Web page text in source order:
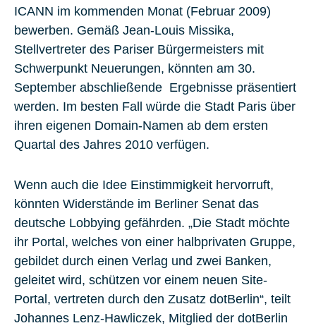
ICANN im kommenden Monat (Februar 2009)
bewerben. Gemäß Jean-Louis Missika,
Stellvertreter des Pariser Bürgermeisters mit
Schwerpunkt Neuerungen, könnten am 30.
September abschließende Ergebnisse präsentiert
werden. Im besten Fall würde die Stadt Paris über
ihren eigenen Domain-Namen ab dem ersten
Quartal des Jahres 2010 verfügen.
Wenn auch die Idee Einstimmigkeit hervorruft,
könnten Widerstände im Berliner Senat das
deutsche Lobbying gefährden. „Die Stadt möchte
ihr Portal, welches von einer halbprivaten Gruppe,
gebildet durch einen Verlag und zwei Banken,
geleitet wird, schützen vor einem neuen Site-
Portal, vertreten durch den Zusatz dotBerlin“, teilt
Johannes Lenz-Hawliczek, Mitglied der dotBerlin